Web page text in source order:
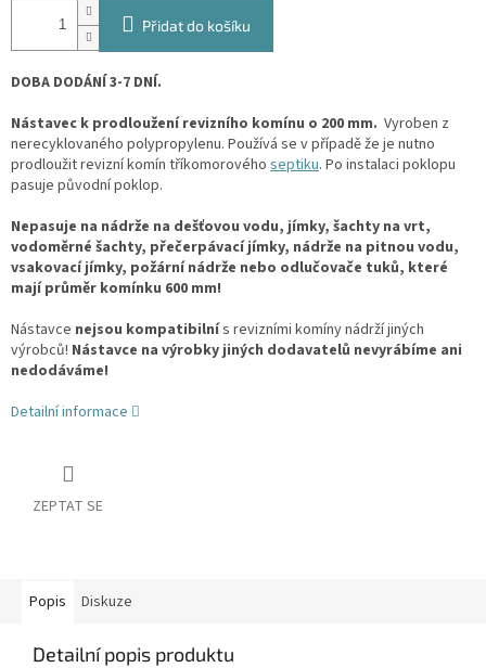
Přidat do košíku
DOBA DODÁNÍ 3-7 DNÍ.
Nástavec k prodloužení revizního komínu o 200 mm. Vyroben z
nerecyklovaného polypropylenu. Používá se v případě že je nutno
prodloužit revizní komín tříkomorového septiku. Po instalaci poklopu
pasuje původní poklop.
Nepasuje na nádrže na dešťovou vodu, jímky, šachty na vrt,
vodoměrné šachty, přečerpávací jímky, nádrže na pitnou vodu,
vsakovací jímky, požární nádrže nebo odlučovače tuků, které
mají průměr komínku 600 mm!
Nástavce nejsou kompatibilnís revizními komíny nádrží jiných
výrobců! Nástavce na výrobky jiných dodavatelů nevyrábíme ani
nedodáváme!
Detailní informace
ZEPTAT SE
Popis Diskuze
Detailní popis produktu